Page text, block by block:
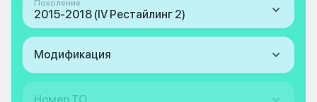
Поколение
2015-2018 (IV Рестайлинг 2)
Модификация